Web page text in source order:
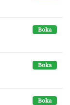
Boka
Boka
Boka